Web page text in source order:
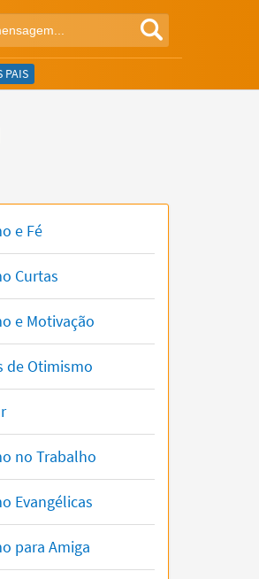
PAIS
e Fé
Curtas
e Motivação
de Otimismo
no Trabalho
Evangélicas
para Amiga